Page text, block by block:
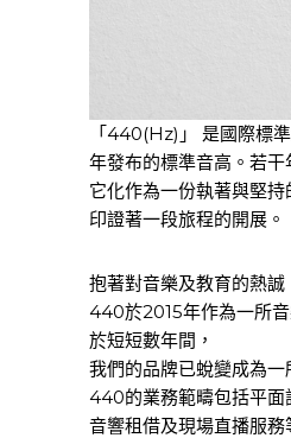
「440(Hz)」 是國際標
年發布的標準音高。若干
它化作為一份執著與堅持
印證著一段旅程的開展。
抱著對音樂及教育的熱誠
440於2015年作為一所
於短短數年間，
我們的品牌已蛻變成為
440的業務範疇包括平面
音響租借及現場直播服務